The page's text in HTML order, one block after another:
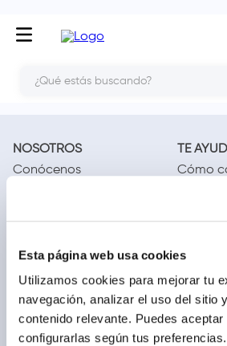
Esta página web usa cookies
Utilizamos cookies para mejorar tu
navegación, analizar el uso del sitio
contenido relevante. Puedes
configurarlas según tus preferencias.
NOSOTROS
Conócenos
Contáctanos
TE
Cómo
Términos y condiciones
Políticas de privacidad
CALL
(01) 417-